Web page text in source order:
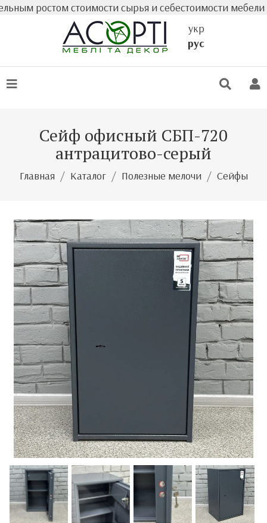
ростом стоимости сырья и себестоимости мебели
укр
рус
Сейф офисный СБП-720
антрацитово-серый
Главная Каталог Полезные мелочи Сейфы